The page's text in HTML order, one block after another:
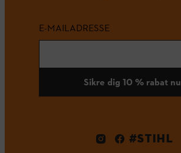
E-MAILADRESSE
Sikre dig 10 % rabat nu
#STIHL